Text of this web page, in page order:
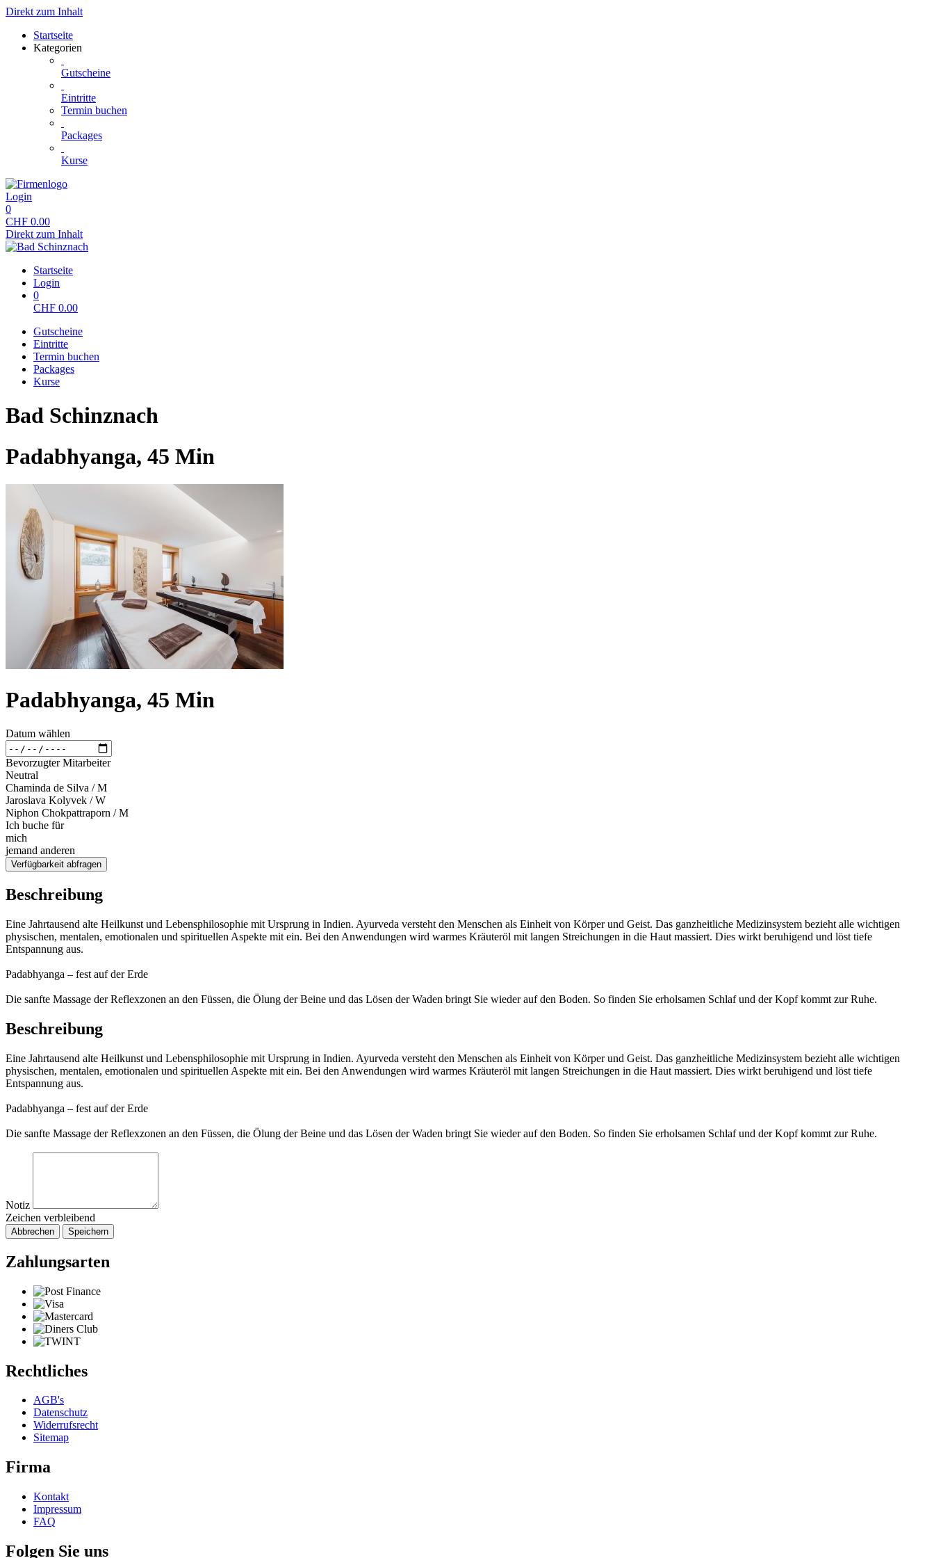
Direkt zum Inhalt
Startseite
Kategorien
Gutscheine
Eintritte
Termin buchen
Packages
Kurse
Login
0
CHF 0.00
Direkt zum Inhalt
Startseite
Login
0
CHF 0.00
Gutscheine
Eintritte
Termin buchen
Packages
Kurse
Bad Schinznach
Padabhyanga, 45 Min
Padabhyanga, 45 Min
Datum wählen
Bevorzugter Mitarbeiter
Neutral
Chaminda de Silva / M
Jaroslava Kolyvek / W
Niphon Chokpattraporn / M
Ich buche für
mich
jemand anderen
Verfügbarkeit abfragen
Beschreibung
Eine Jahrtausend alte Heilkunst und Lebensphilosophie mit Ursprung in Indien. Ayurveda versteht den Menschen als Einheit von Körper und Geist. Das ganzheitliche Medizinsystem bezieht alle wichtigen
physischen, mentalen, emotionalen und spirituellen Aspekte mit ein. Bei den Anwendungen wird warmes Kräuteröl mit langen Streichungen in die Haut massiert. Dies wirkt beruhigend und löst tiefe
Entspannung aus.
Padabhyanga – fest auf der Erde
Die sanfte Massage der Reflexzonen an den Füssen, die Ölung der Beine und das Lösen der Waden bringt Sie wieder auf den Boden. So finden Sie erholsamen Schlaf und der Kopf kommt zur Ruhe.
Beschreibung
Eine Jahrtausend alte Heilkunst und Lebensphilosophie mit Ursprung in Indien. Ayurveda versteht den Menschen als Einheit von Körper und Geist. Das ganzheitliche Medizinsystem bezieht alle wichtigen
physischen, mentalen, emotionalen und spirituellen Aspekte mit ein. Bei den Anwendungen wird warmes Kräuteröl mit langen Streichungen in die Haut massiert. Dies wirkt beruhigend und löst tiefe
Entspannung aus.
Padabhyanga – fest auf der Erde
Die sanfte Massage der Reflexzonen an den Füssen, die Ölung der Beine und das Lösen der Waden bringt Sie wieder auf den Boden. So finden Sie erholsamen Schlaf und der Kopf kommt zur Ruhe.
Notiz
Zeichen verbleibend
Abbrechen Speichern
Zahlungsarten
Rechtliches
AGB's
Datenschutz
Widerrufsrecht
Sitemap
Firma
Kontakt
Impressum
FAQ
Folgen Sie uns